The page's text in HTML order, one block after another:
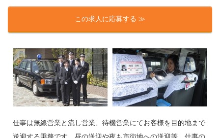
この求人に応募する ≫
仕事は無線営業と流し営業、待機営業にてお客様を目的地まで
送迎する乗務です。昼の送迎や夜も市街地への送迎等、仕事の